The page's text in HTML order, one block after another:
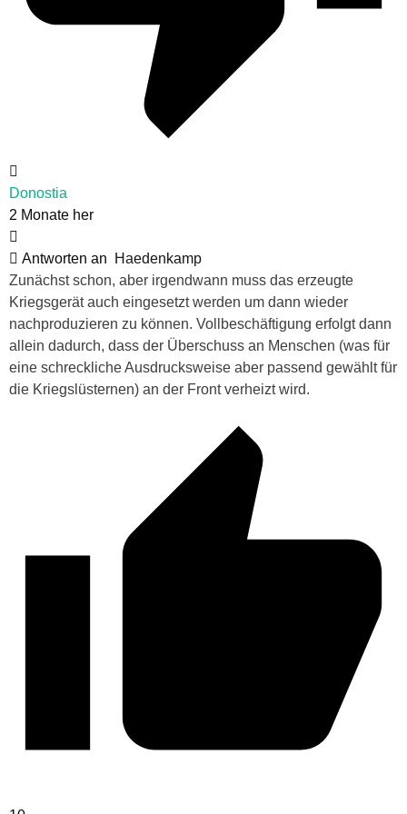
Donostia
2 Monate her
Antworten an
Haedenkamp
Zunächst schon, aber irgendwann muss das erzeugte
Kriegsgerät auch eingesetzt werden um dann wieder
nachproduzieren zu können. Vollbeschäftigung erfolgt dann
allein dadurch, dass der Überschuss an Menschen (was für
eine schreckliche Ausdrucksweise aber passend gewählt für
die Kriegslüsternen) an der Front verheizt wird.